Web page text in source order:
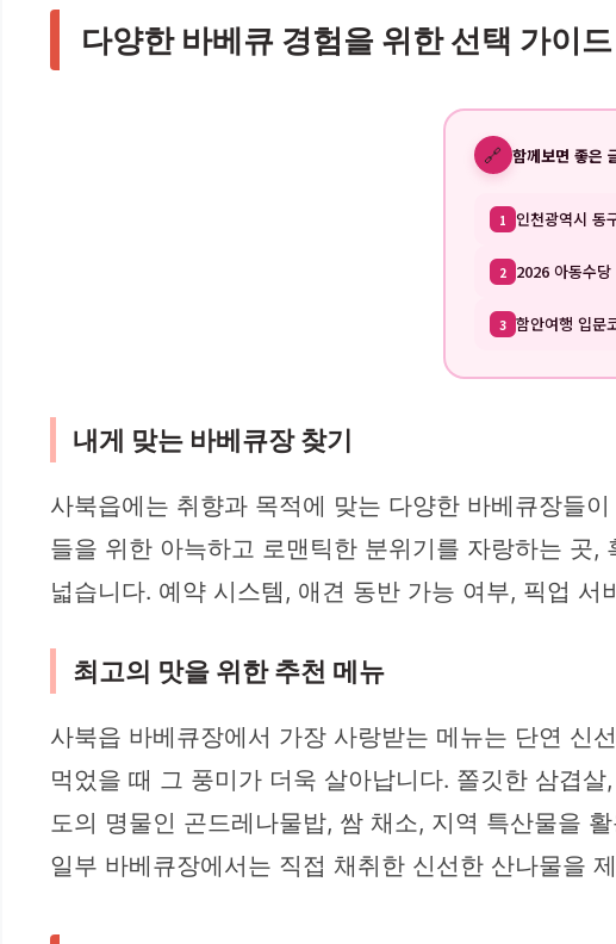
다양한 바베큐 경험을 위한 선택 가이드
🔗 함께보면 좋은
1 인천광역시 동
2 2026 아동수
3 함안여행 입문
내게 맞는 바베큐장 찾기
사북읍에는 취향과 목적에 맞는 다양한 바베큐장들
들을 위한 아늑하고 로맨틱한 분위기를 자랑하는 곳
넓습니다. 예약 시스템, 애견 동반 가능 여부, 픽업
최고의 맛을 위한 추천 메뉴
사북읍 바베큐장에서 가장 사랑받는 메뉴는 단연 신
먹었을 때 그 풍미가 더욱 살아납니다. 쫄깃한 삼겹
도의 명물인 곤드레나물밥, 쌈 채소, 지역 특산물을
일부 바베큐장에서는 직접 채취한 신선한 산나물을